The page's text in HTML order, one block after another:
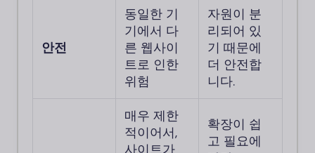
안전
동일한 기
기에서 다
른 웹사이
트로 인한
위험
자원이 분
리되어 있
기 때문에
더 안전합
니다.
매우 제한
적이어서,
확장이 쉽
고 필요에